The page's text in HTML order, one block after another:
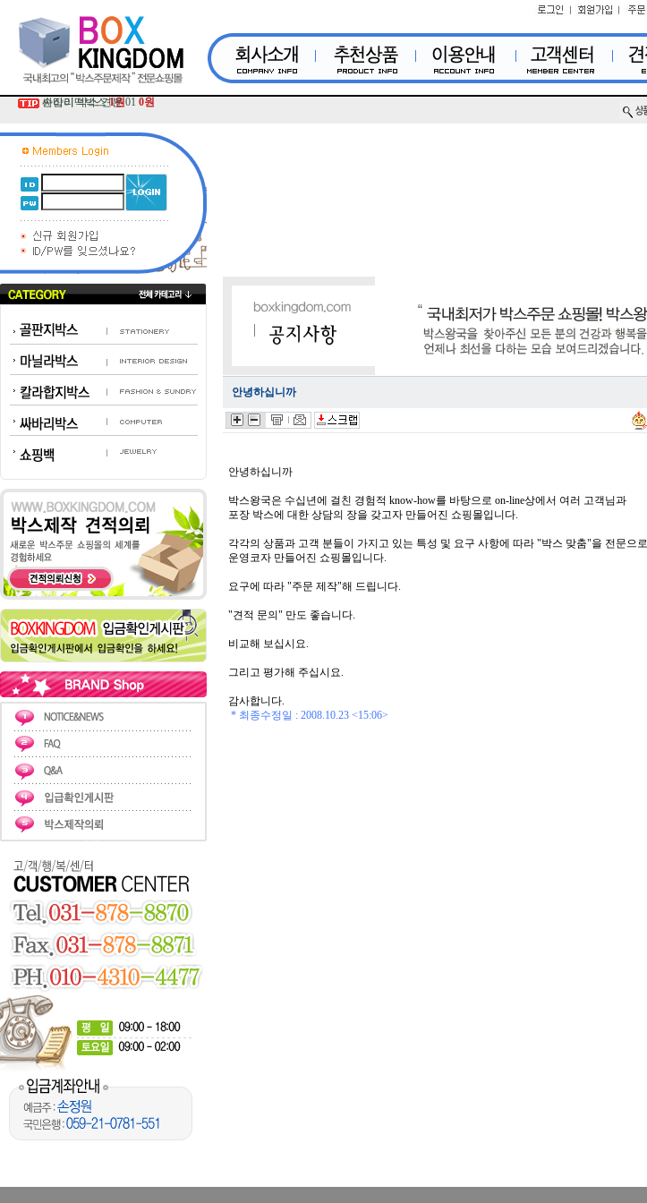
손잡이떡박스1원
싸바리 박스 견본 01 0원
안녕하십니까
안녕하십니까
박스왕국은 수십년에 걸친 경험적 know-how를 바탕으로 on-line상에서 여러 고객님과
포장 박스에 대한 상담의 장을 갖고자 만들어진 쇼핑몰입니다.
각각의 상품과 고객 분들이 가지고 있는 특성 및 요구 사항에 따라 "박스 맞춤"을 전문으로
운영코자 만들어진 쇼핑몰입니다.
요구에 따라 "주문 제작"해 드립니다.
"견적 문의" 만도 좋습니다.
비교해 보십시요.
그리고 평가해 주십시요.
감사합니다.
* 최종수정일 : 2008.10.23 <15:06>